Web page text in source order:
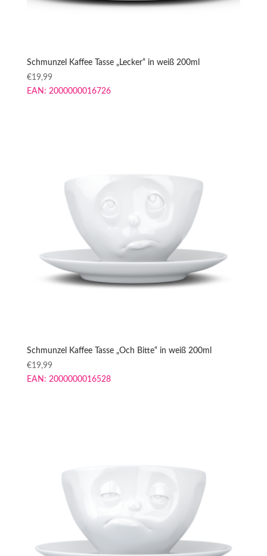
Schmunzel Kaffee Tasse „Lecker“ in weiß 200ml
€19,99
EAN: 2000000016726
Schmunzel Kaffee Tasse „Och Bitte“ in weiß 200ml
€19,99
EAN: 2000000016528